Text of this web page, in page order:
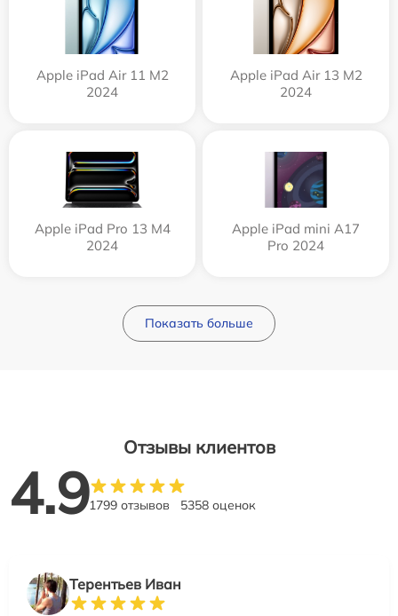
Apple iPad Air 11 M2
2024
Apple iPad Air 13 M2
2024
Apple iPad Pro 13 M4
2024
Apple iPad mini A17
Pro 2024
Показать больше
Отзывы клиентов
4.91799 отзывов 5358 оценок
Терентьев Иван